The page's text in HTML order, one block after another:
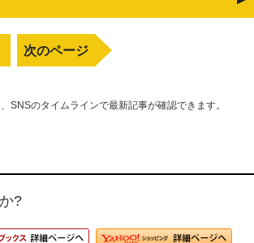
次のページ
SNSのタイムラインで最新記事が確認できます。
?